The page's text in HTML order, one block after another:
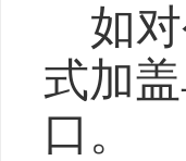
如
式加
口 。